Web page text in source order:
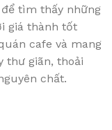
tìm thấy những
giá thành tốt
cafe và mang
thư giãn, thoải
chất.